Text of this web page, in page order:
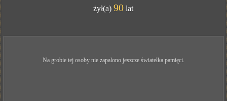
żył(a)90 lat
Na grobie tej osoby nie zapalono jeszcze światełka pamięci.